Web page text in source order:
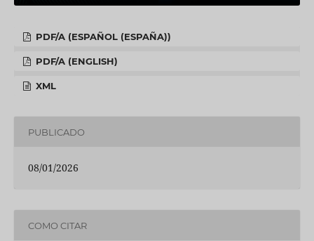
PDF/A (ESPAÑOL (ESPAÑA))
PDF/A (ENGLISH)
XML
PUBLICADO
08/01/2026
COMO CITAR